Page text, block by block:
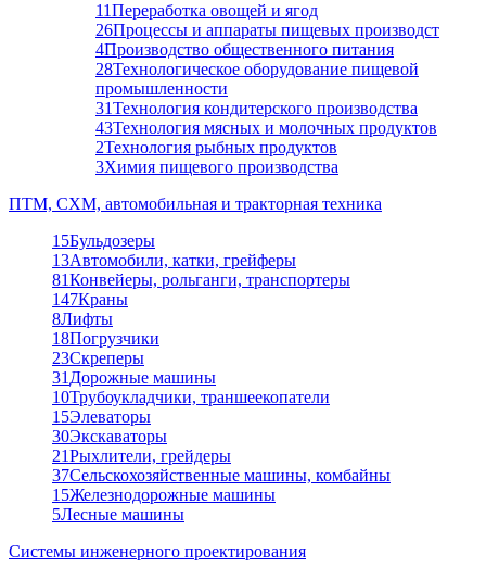
11Переработка овощей и ягод
26Процессы и аппараты пищевых производст
4Производство общественного питания
28Технологическое оборудование пищевой
промышленности
31Технология кондитерского производства
43Технология мясных и молочных продуктов
2Технология рыбных продуктов
3Химия пищевого производства
ПТМ, СХМ, автомобильная и тракторная техника
15Бульдозеры
13Автомобили, катки, грейферы
81Конвейеры, рольганги, транспортеры
147Краны
8Лифты
18Погрузчики
23Скреперы
31 Дорожные машины
10Трубоукладчики, траншеекопатели
15Элеваторы
30Экскаваторы
21Рыхлители, грейдеры
37Сельскохозяйственные машины, комбайны
15Железнодорожные машины
5Лесные машины
Системы инженерного проектирования